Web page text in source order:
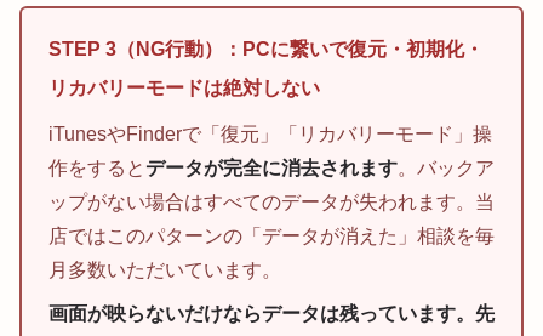
STEP 3（NG行動）：PCに繋いで復元・初期化・
リカバリーモードは絶対しない
iTunesやFinderで「復元」「リカバリーモード」操
作をすると データが完全に消去されます。バックア
ップがない場合はすべてのデータが失われます。当
店ではこのパターンの「データが消えた」相談を毎
月多数いただいています。
画面が映らないだけならデータは残っています。先